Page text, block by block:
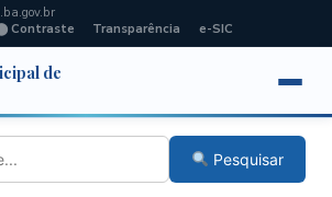
Contraste Transparência e-SIC
de
Pesquisar